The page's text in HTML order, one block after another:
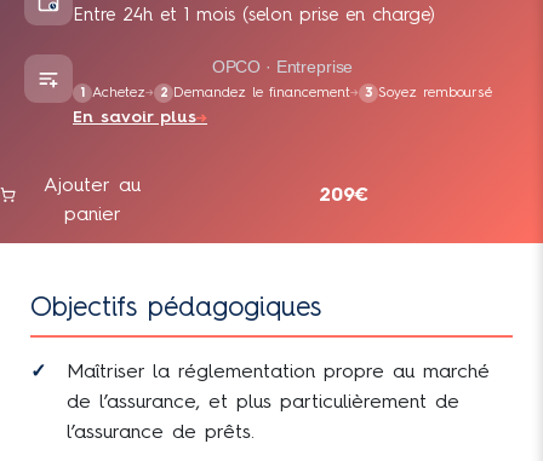
Entre 24h et 1 mois (selon prise en charge)
OPCO · Entreprise
1 Achetez→ 2 Demandez le financement→ 3 Soyez remboursé
En savoir plus→
Ajouter au
panier
209€
Objectifs pédagogiques
Maîtriser la réglementation propre au marché
de l’assurance, et plus particulièrement de
l’assurance de prêts.